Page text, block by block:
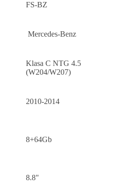
FS-BZ
Mercedes-Benz
Klasa C NTG 4.5
(W204/W207)
2010-2014
8+64Gb
8.8"